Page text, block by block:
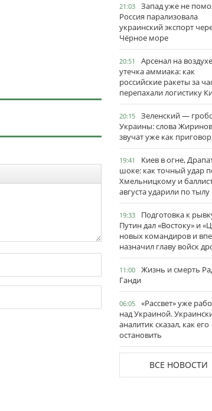
21:03
Запад уже не
Россия парализовала
украинский экспорт
Чёрное море
20:51
Арсенал на
утечка аммиака: как
российские ракеты за
перепахали логистику
20:15
Зеленский —
Украины: слова
звучат уже как приговор
19:41
Киев в огне,
шоке: как точный удар
Хмельницкому и
августа ударили по
19:33
Подготовка к
Путин дал «Востоку» и
новых командиров и
назначил главу войск
11:00
Жизнь и смерть
Ганди
06:05
«Рассвет» уже
над Украиной.
аналитик сказал, как его
остановить
ВСЕ НОВОСТИ